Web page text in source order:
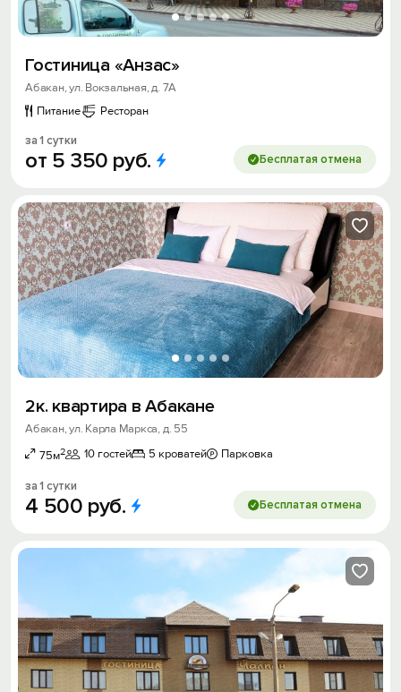
Гостиница «Анзас»
Абакан, ул. Вокзальная, д. 7А
Питание
Ресторан
за 1 сутки
от 5 350 руб. Бесплатая отмена
2к. квартира в Абакане
Абакан, ул. Карла Маркса, д. 55
75м2 10 гостей 5 кроватей Парковка
за 1 сутки
4 500 руб. Бесплатая отмена